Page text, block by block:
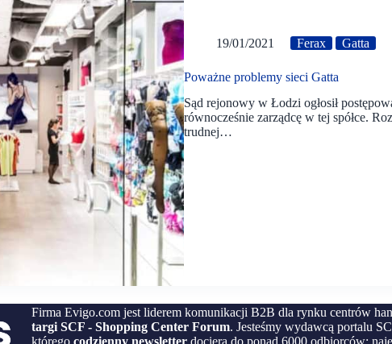
19/01/2021 Ferax Gatta
Poważne problemy sieci Gatta
Sąd rejonowy w Łodzi ogłosił
równocześnie zarządcę w tej spółce.
trudnej…
Firma Evigo.com jest liderem komunikacji B2B dla rynku centrów
targi SCF - Shopping Center Forum. Jesteśmy wydawcą portalu
którego codzienny newsletter dociera do ponad 6000 odbiorców: